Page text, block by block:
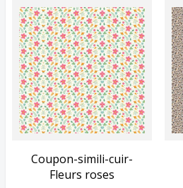
Coupon-simili-cuir-
Fleurs roses